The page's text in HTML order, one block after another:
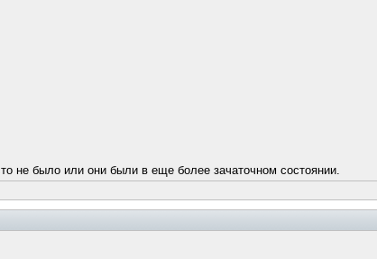
не было или они были в еще более зачаточном состоянии.